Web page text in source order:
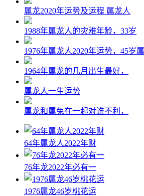
属龙2020年运势及运程 属龙人
1988年属龙人的灾难年龄，33岁
1976年属龙人2020年运势，45岁属
1964年属龙的几月出生最好，
属龙人一生运势
属龙和属兔在一起对谁不利，
64年属龙人2022年财
76年龙2022年必有一
1976属龙46岁桃花运